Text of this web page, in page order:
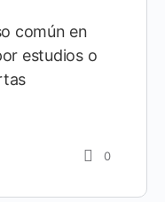
común en
estudios o
0